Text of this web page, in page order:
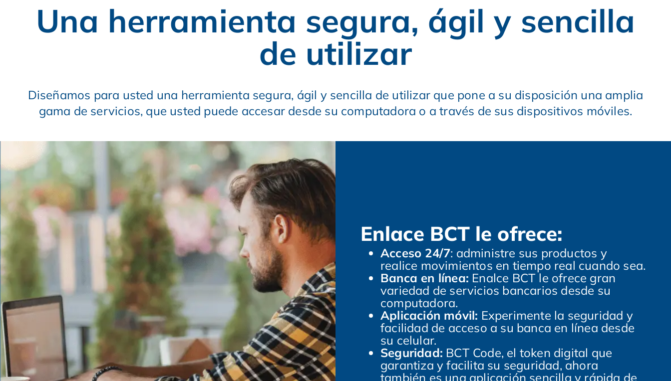
Una herramienta segura, ágil y sencilla
de utilizar
Diseñamos para usted una herramienta segura, ágil y sencilla de utilizar que pone a su disposición una amplia
gama de servicios, que usted puede accesar desde su computadora o a través de sus dispositivos móviles.
Enlace BCT le ofrece:
Acceso 24/7: administre sus productos y
realice movimientos en tiempo real cuando sea.
Banca en línea: Enalce BCT le ofrece gran
variedad de servicios bancarios desde su
computadora.
Aplicación móvil: Experimente la seguridad y
facilidad de acceso a su banca en línea desde
su celular.
Seguridad: BCT Code, el token digital que
garantiza y facilita su seguridad, ahora
también es una aplicación sencilla y rápida de